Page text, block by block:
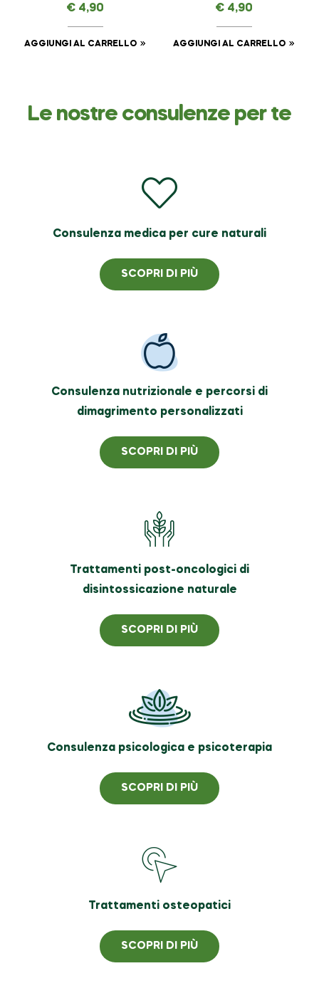
€ 4,90
AGGIUNGI AL CARRELLO
ml
€ 4,90
AGGIUNGI AL CARRELLO
Le nostre consulenze per te
Consulenza medica per cure naturali
SCOPRI DI PIÙ
Consulenza nutrizionale e percorsi di
dimagrimento personalizzati
SCOPRI DI PIÙ
Trattamenti post-oncologici di
disintossicazione naturale
SCOPRI DI PIÙ
Consulenza psicologica e psicoterapia
SCOPRI DI PIÙ
Trattamenti osteopatici
SCOPRI DI PIÙ